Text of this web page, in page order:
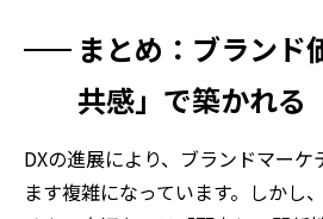
まとめ：ブランド
共感」で築かれる
DXの進展により、ブランドマー
ます複雑になっています。しかし